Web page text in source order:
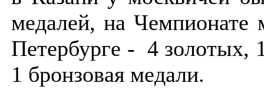
медалей, на Чемпионате
Петербурге - 4 золотых,
1 бронзовая медали.